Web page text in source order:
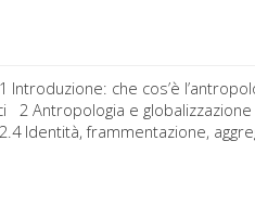
che cos’è
Antropologia e
Identità, frammentazione,